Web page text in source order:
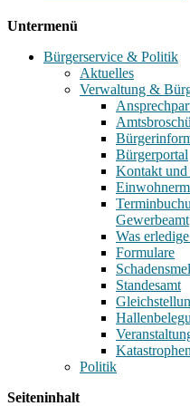
Untermenü
Bürgerservice & Politik
Aktuelles
Verwaltung &
Bürgerportal
Kontakt und
Gewerbeamt
Was
Formulare
Standesamt
Politik
Seiteninhalt